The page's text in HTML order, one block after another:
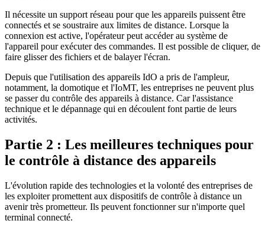
Il nécessite un support réseau pour que les appareils puissent être
connectés et se soustraire aux limites de distance. Lorsque la
connexion est active, l'opérateur peut accéder au système de
l'appareil pour exécuter des commandes. Il est possible de cliquer, de
faire glisser des fichiers et de balayer l'écran.
Depuis que l'utilisation des appareils IdO a pris de l'ampleur,
notamment, la domotique et l'IoMT, les entreprises ne peuvent plus
se passer du contrôle des appareils à distance. Car l'assistance
technique et le dépannage qui en découlent font partie de leurs
activités.
Partie 2 : Les meilleures techniques pour
le contrôle à distance des appareils
L'évolution rapide des technologies et la volonté des entreprises de
les exploiter promettent aux dispositifs de contrôle à distance un
avenir très prometteur. Ils peuvent fonctionner sur n'importe quel
terminal connecté.